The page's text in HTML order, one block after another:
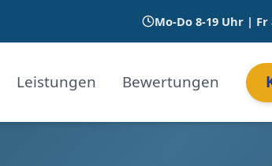
Mo-Do 8-19 Uhr |
Leistungen Bewertungen